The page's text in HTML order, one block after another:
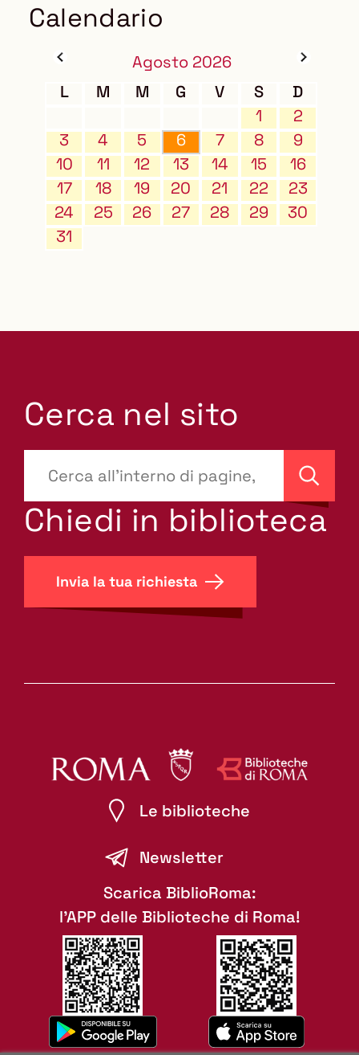
Calendario
Agosto 2026
L
M M G V S
D
1
2
3
4 5 6 7 8
9
10
11 12 13 14 15
16
17
18 19 20 21 22
23
24
25 26 27 28 29
30
31
Cerca nel sito
site-
search.label???
Cerca
Chiedi in biblioteca
Invia la tua richiesta
Le biblioteche
Newsletter
Scarica BiblioRoma:
l'APP delle Biblioteche di Roma!